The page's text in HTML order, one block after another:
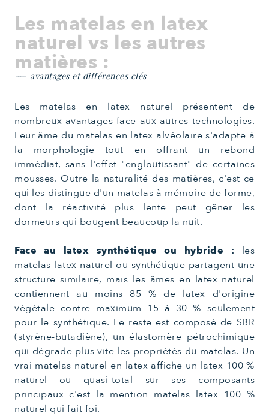
Les matelas en latex
naturel vs les autres
matières :
avantages et différences clés
Les matelas en latex naturel présentent de
nombreux avantages face aux autres technologies.
Leur âme du matelas en latex alvéolaire s'adapte à
la morphologie tout en offrant un rebond
immédiat, sans l'effet "engloutissant" de certaines
mousses. Outre la naturalité des matières, c'est ce
qui les distingue d'un matelas à mémoire de forme,
dont la réactivité plus lente peut gêner les
dormeurs qui bougent beaucoup la nuit.
Face au latex synthétique ou hybride : les
matelas latex naturel ou synthétique partagent une
structure similaire, mais les âmes en latex naturel
contiennent au moins 85 % de latex d'origine
végétale contre maximum 15 à 30 % seulement
pour le synthétique. Le reste est composé de SBR
(styrène-butadiène), un élastomère pétrochimique
qui dégrade plus vite les propriétés du matelas. Un
vrai matelas naturel en latex affiche un latex 100 %
naturel ou quasi-total sur ses composants
principaux c'est la mention matelas latex 100 %
naturel qui fait foi.